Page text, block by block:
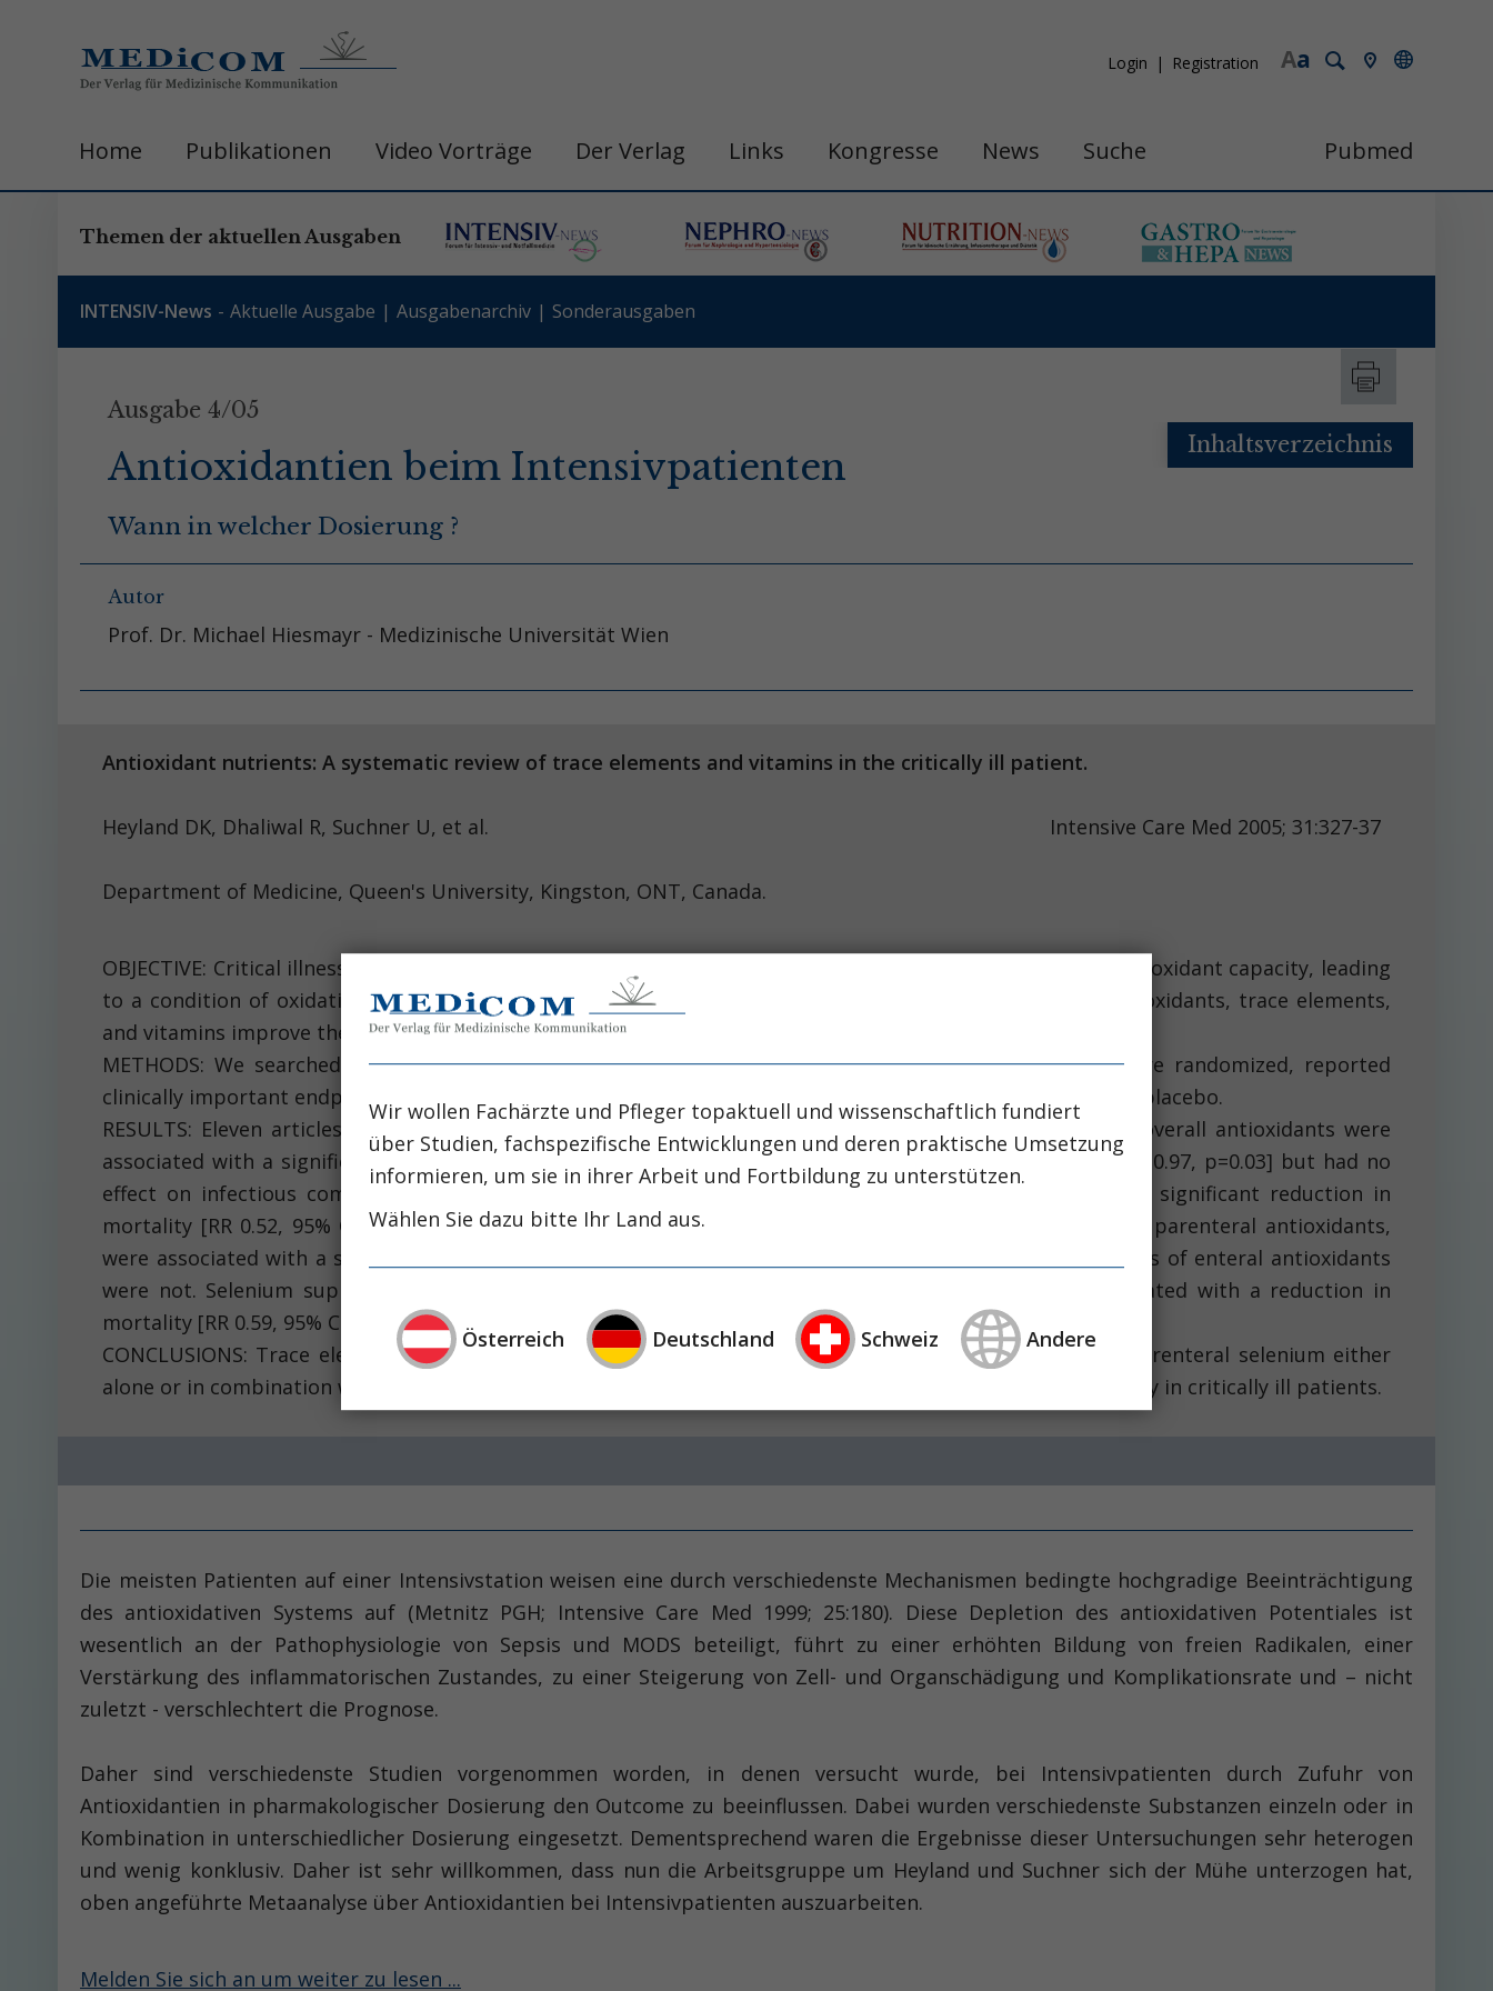
a
A
Login Registration
Home Publikationen Video Vorträge Der Verlag Links Kongresse News Suche Pubmed
Themen der aktuellen Ausgaben
INTENSIV-News Aktuelle Ausgabe Ausgabenarchiv Sonderausgaben
Ausgabe 4/05
Antioxidantien beim Intensivpatienten
Wann in welcher Dosierung ?
Autor
Prof. Dr. Michael Hiesmayr - Medizinische Universität Wien
Inhaltsverzeichnis
Antioxidant nutrients: A systematic review of trace elements and vitamins in the critically ill patient.
Heyland DK, Dhaliwal R, Suchner U, et al. Intensive Care Med 2005; 31:327-37
Department of Medicine, Queen's University, Kingston, ONT, Canada.
OBJECTIVE: Critical illness is associated with the generation of oxygen free radicals and low endogenous antioxidant capacity, leading
to a condition of oxidative stress. We investigated, whether supplementing critically ill patients with antioxidants, trace elements,
and vitamins improve their survival.
METHODS: We searched four bibliographic databases from 1980 to 2003 and included studies, that were randomized, reported
clinically important endpoints in critically ill patients and compared various trace elements and vitamins to placebo.
RESULTS: Eleven articles met the inclusion criteria. When the results of all the trials were aggregated, overall antioxidants were
associated with a significant reduction in mortality [Risk Ratio (RR) 0.65, 95% confidence intervals (CI) 0.44-0.97, p=0.03] but had no
effect on infectious complications. Studies, that utilized a single trace element, were associated with a significant reduction in
mortality [RR 0.52, 95% CI 0.27-0.98, p=0.04], whereas combined antioxidants had no effect. Studies, using parenteral antioxidants,
were associated with a significant reduction in mortality [RR 0.56, 95% CI 0.34-0,92, p=0.02], whereas studies of enteral antioxidants
were not. Selenium supplementation (alone and in combination with other antioxidants) may be associated with a reduction in
mortality [RR 0.59, 95% CI 0.32-1.08, p=0.09], while nonselenium antioxidants had no effect on mortality.
CONCLUSIONS: Trace elements and vitamins, that support antioxidant function, particularly high-dose parenteral selenium either
alone or in combination with other antioxidants, are safe and may be associated with a reduction in mortality in critically ill patients.
Die meisten Patienten auf einer Intensivstation weisen eine durch verschiedenste Mechanismen bedingte hochgradige Beeinträchtigung
des antioxidativen Systems auf (Metnitz PGH; Intensive Care Med 1999; 25:180). Diese Depletion des antioxidativen Potentiales ist
wesentlich an der Pathophysiologie von Sepsis und MODS beteiligt, führt zu einer erhöhten Bildung von freien Radikalen, einer
Verstärkung des inflammatorischen Zustandes, zu einer Steigerung von Zell- und Organschädigung und Komplikationsrate und – nicht
zuletzt - verschlechtert die Prognose.
Daher sind verschiedenste Studien vorgenommen worden, in denen versucht wurde, bei Intensivpatienten durch Zufuhr von
Antioxidantien in pharmakologischer Dosierung den Outcome zu beeinflussen. Dabei wurden verschiedenste Substanzen einzeln oder in
Kombination in unterschiedlicher Dosierung eingesetzt. Dementsprechend waren die Ergebnisse dieser Untersuchungen sehr heterogen
und wenig konklusiv. Daher ist sehr willkommen, dass nun die Arbeitsgruppe um Heyland und Suchner sich der Mühe unterzogen hat,
oben angeführte Metaanalyse über Antioxidantien bei Intensivpatienten auszuarbeiten.
Melden Sie sich an um weiter zu lesen ...
Wir wollen Fachärzte und Pfleger topaktuell und wissenschaftlich fundiert
über Studien, fachspezifische Entwicklungen und deren praktische Umsetzung
informieren, um sie in ihrer Arbeit und Fortbildung zu unterstützen.
Wählen Sie dazu bitte Ihr Land aus.
Österreich Deutschland Schweiz Andere